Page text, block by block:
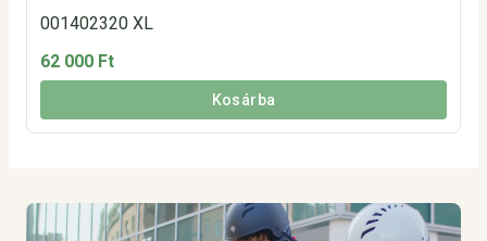
001402320 XL
62 000 Ft
Kosárba